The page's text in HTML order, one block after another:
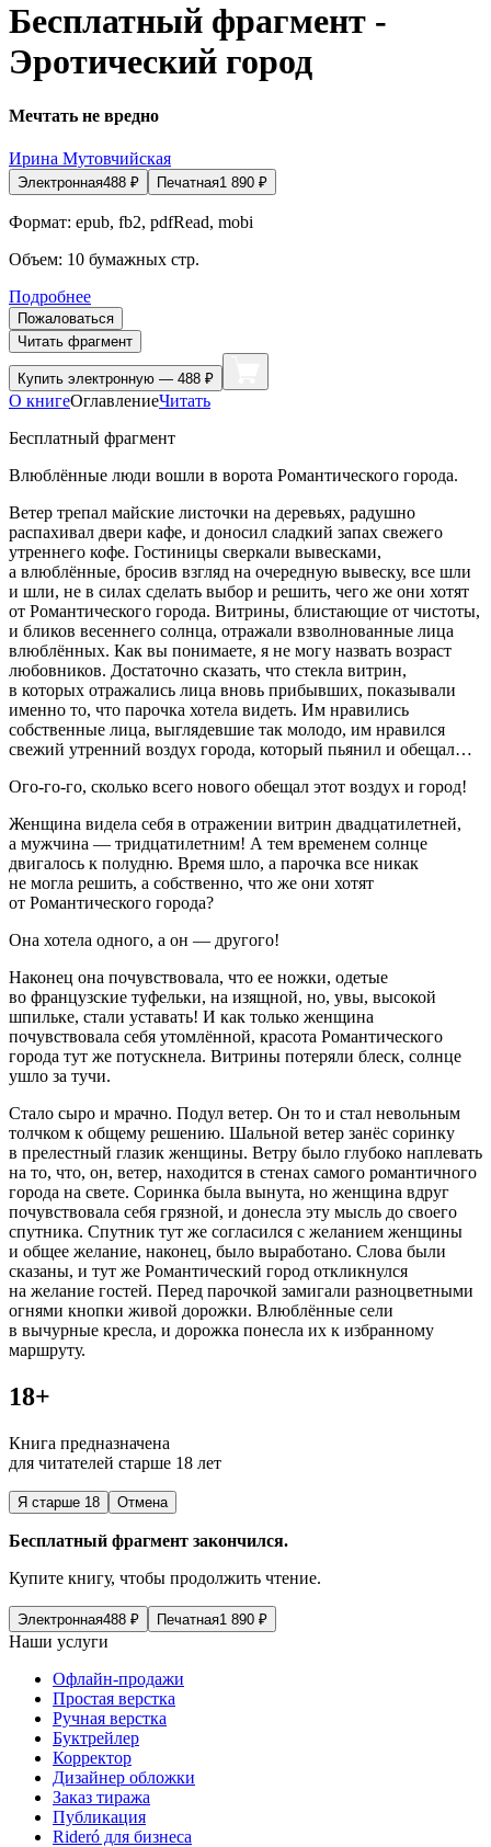
Бесплатный фрагмент -
Эротический город
Мечтать не вредно
Ирина Мутовчийская
Электронная488 ₽ Печатная1 890 ₽
Формат: epub, fb2, pdfRead, mobi
Объем: 10 бумажных стр.
Подробнее
Пожаловаться
Читать фрагмент
Купить электронную — 488 ₽
О книгеОглавлениеЧитать
Бесплатный фрагмент
Влюблённые люди вошли в ворота Романтического города.
Ветер трепал майские листочки на деревьях, радушно
распахивал двери кафе, и доносил сладкий запах свежего
утреннего кофе. Гостиницы сверкали вывесками,
а влюблённые, бросив взгляд на очередную вывеску, все шли
и шли, не в силах сделать выбор и решить, чего же они хотят
от Романтического города. Витрины, блистающие от чистоты,
и бликов весеннего солнца, отражали взволнованные лица
влюблённых. Как вы понимаете, я не могу назвать возраст
любовников. Достаточно сказать, что стекла витрин,
в которых отражались лица вновь прибывших, показывали
именно то, что парочка хотела видеть. Им нравились
собственные лица, выглядевшие так молодо, им нравился
свежий утренний воздух города, который пьянил и обещал…
Ого-го-го, сколько всего нового обещал этот воздух и город!
Женщина видела себя в отражении витрин двадцатилетней,
а мужчина — тридцатилетним! А тем временем солнце
двигалось к полудню. Время шло, а парочка все никак
не могла решить, а собственно, что же они хотят
от Романтического города?
Она хотела одного, а он — другого!
Наконец она почувствовала, что ее ножки, одетые
во французские туфельки, на изящной, но, увы, высокой
шпильке, стали уставать! И как только женщина
почувствовала себя утомлённой, красота Романтического
города тут же потускнела. Витрины потеряли блеск, солнце
ушло за тучи.
Стало сыро и мрачно. Подул ветер. Он то и стал невольным
толчком к общему решению. Шальной ветер занёс соринку
в прелестный глазик женщины. Ветру было глубоко наплевать
на то, что, он, ветер, находится в стенах самого романтичного
города на свете. Соринка была вынута, но женщина вдруг
почувствовала себя грязной, и донесла эту мысль до своего
спутника. Спутник тут же согласился с желанием женщины
и общее желание, наконец, было выработано. Слова были
сказаны, и тут же Романтический город откликнулся
на желание гостей. Перед парочкой замигали разноцветными
огнями кнопки живой дорожки. Влюблённые сели
в вычурные кресла, и дорожка понесла их к избранному
маршруту.
18+
Книга предназначена
для читателей старше 18 лет
Я старше 18 Отмена
Бесплатный фрагмент закончился.
Купите книгу, чтобы продолжить чтение.
Электронная488 ₽ Печатная1 890 ₽
Наши услуги
Офлайн-продажи
Простая верстка
Ручная верстка
Буктрейлер
Корректор
Дизайнер обложки
Заказ тиража
Публикация
Rideró для бизнеса